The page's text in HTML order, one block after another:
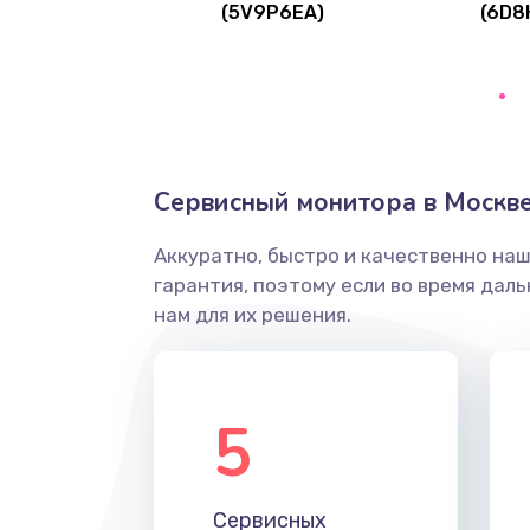
Ремонт цепей питания
Замена видеочипа
Настройка BIOS
Настройка ОС
(5V9P6EA)
Сервисный монитора в
Аккуратно, быстро и качественно
гарантия, поэтому если во время
нам для их решения.
5
Сервисных